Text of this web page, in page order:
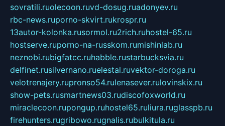
sovratili.ruolecoon.ruvd-dosug.ruadonyev.ru
rbc-news.ruporno-skvirt.rukrospr.ru
13autor-kolonka.rusormol.ru2rich.ruhostel-65.ru
hostserve.ruporno-na-russkom.rumishinlab.ru
neznobi.rubigfatcc.ruhabble.rustarbucksvia.ru
delfinet.rusilvernano.ruelestal.ruvektor-doroga.ru
velotrenajery.rupronso54.rulenasever.rulovinskix.ru
show-pets.rusmartnews03.rudiscofoxworld.ru
miraclecoon.rupongup.ruhostel65.ruliura.ruglasspb.ru
firehunters.rugribowo.rugnalis.rubulkitula.ru